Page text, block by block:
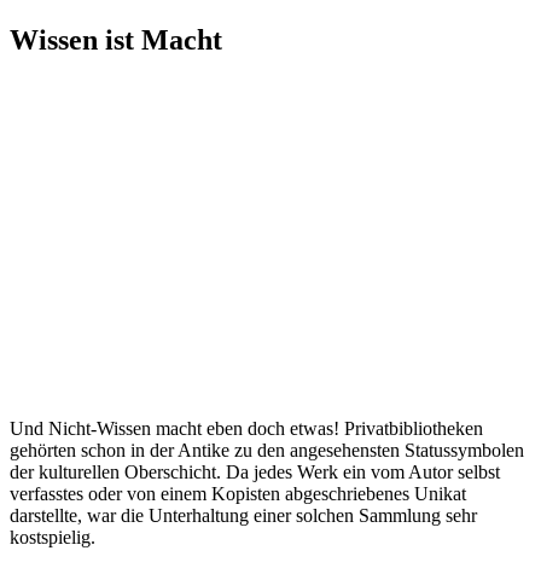
Wissen ist Macht
Und Nicht-Wissen macht eben doch etwas! Privatbibliotheken
gehörten schon in der Antike zu den angesehensten Statussymbolen
der kulturellen Oberschicht. Da jedes Werk ein vom Autor selbst
verfasstes oder von einem Kopisten abgeschriebenes Unikat
darstellte, war die Unterhaltung einer solchen Sammlung sehr
kostspielig.